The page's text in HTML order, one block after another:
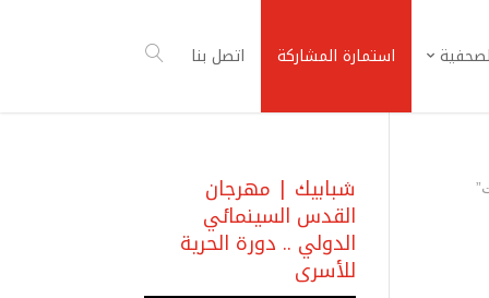
استمارة المشاركة اتصل بنا
شبابيك | مهرجان
القدس السينمائي
الدولي .. دورة الحرية
للأسرى